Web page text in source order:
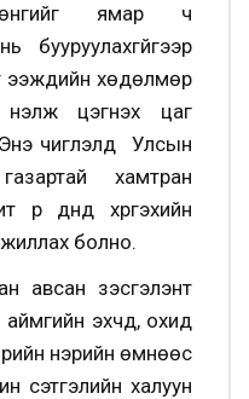
ямар ч
бууруулахгүйгээр
хөдөлмөр
үнэлж цэгнэх цаг
чиглэлд Улсын
хамтран
дүнд хүргэхийн
болно.
авсан үзэсгэлэнт
эхчүүд, охид
нэрийн өмнөөс
сэтгэлийн халуун